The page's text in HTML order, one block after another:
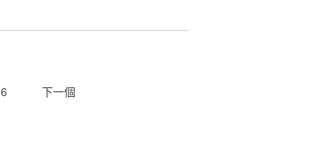
6 下一個